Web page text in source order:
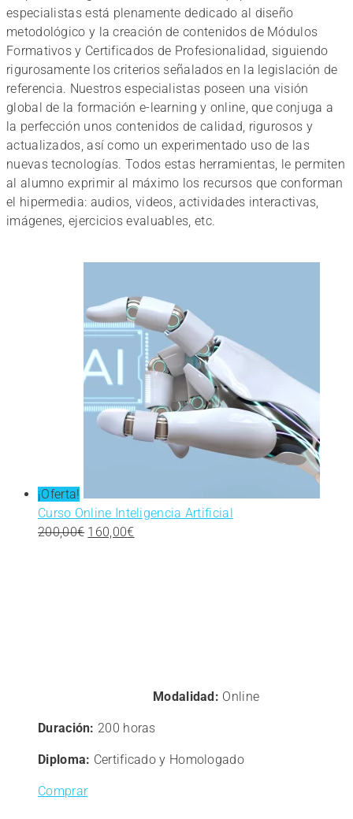
especialistas está plenamente dedicado al diseño
metodológico y la creación de contenidos de Módulos
Formativos y Certificados de Profesionalidad, siguiendo
rigurosamente los criterios señalados en la legislación de
referencia. Nuestros especialistas poseen una visión
global de la formación e-learning y online, que conjuga a
la perfección unos contenidos de calidad, rigurosos y
actualizados, así como un experimentado uso de las
nuevas tecnologías. Todos estas herramientas, le permiten
al alumno exprimir al máximo los recursos que conforman
el hipermedia: audios, videos, actividades interactivas,
imágenes, ejercicios evaluables, etc.
¡Oferta!
Curso Online Inteligencia Artificial
200,00€ El
160,00€
Modalidad: Online
Duración: 200 horas
Diploma: Certificado y Homologado
Comprar